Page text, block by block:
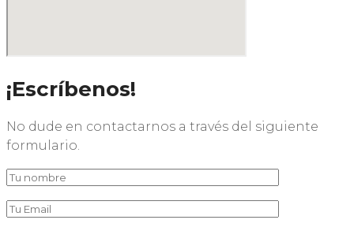
¡Escríbenos!
No dude en contactarnos a través del siguiente
formulario.